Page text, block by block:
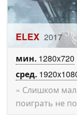
ELEX 2017
мин. 1280x720
сред.
» Слишком
поиграть не